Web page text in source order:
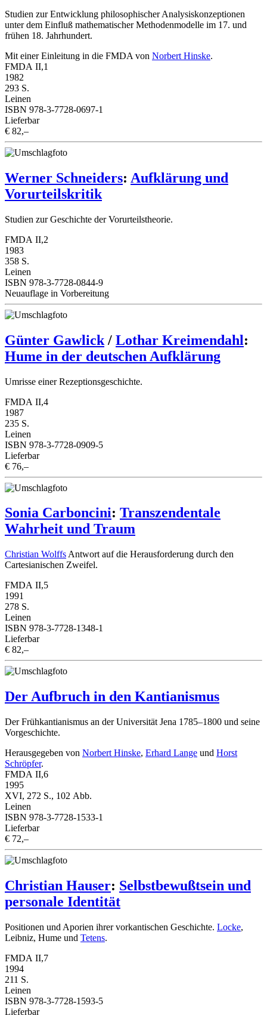
Studien zur Entwicklung philosophischer Analysiskonzeptionen
unter dem Einfluß mathematischer Methodenmodelle im 17. und
frühen 18. Jahrhundert.
Mit einer Einleitung in die FMDA von Norbert Hinske.
FMDA II,1
1982
293 S.
Leinen
ISBN 978-3-7728-0697-1
Lieferbar
€ 82,–
Werner Schneiders: Aufklärung und
Vorurteilskritik
Studien zur Geschichte der Vorurteilstheorie.
FMDA II,2
1983
358 S.
Leinen
ISBN 978-3-7728-0844-9
Neuauflage in Vorbereitung
Günter Gawlick / Lothar Kreimendahl:
Hume in der deutschen Aufklärung
Umrisse einer Rezeptionsgeschichte.
FMDA II,4
1987
235 S.
Leinen
ISBN 978-3-7728-0909-5
Lieferbar
€ 76,–
Sonia Carboncini: Transzendentale
Wahrheit und Traum
Christian Wolffs Antwort auf die Herausforderung durch den
Cartesianischen Zweifel.
FMDA II,5
1991
278 S.
Leinen
ISBN 978-3-7728-1348-1
Lieferbar
€ 82,–
Der Aufbruch in den Kantianismus
Der Frühkantianismus an der Universität Jena 1785–1800 und seine
Vorgeschichte.
Herausgegeben von Norbert Hinske, Erhard Lange und Horst
Schröpfer.
FMDA II,6
1995
XVI, 272 S., 102 Abb.
Leinen
ISBN 978-3-7728-1533-1
Lieferbar
€ 72,–
Christian Hauser: Selbstbewußtsein und
personale Identität
Positionen und Aporien ihrer vorkantischen Geschichte. Locke,
Leibniz, Hume und Tetens.
FMDA II,7
1994
211 S.
Leinen
ISBN 978-3-7728-1593-5
Lieferbar